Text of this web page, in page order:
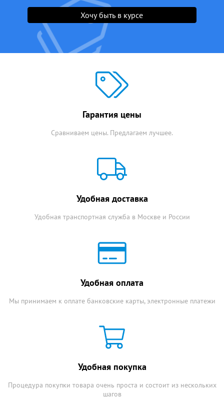
Хочу быть в курсе
Гарантия цены
Сравниваем цены. Предлагаем лучшее.
Удобная доставка
Удобная транспортная служба в Москве и России
Удобная оплата
Мы принимаем к оплате банковские карты, электронные платежи
Удобная покупка
Процедура покупки товара очень проста и состоит из нескольких
шагов